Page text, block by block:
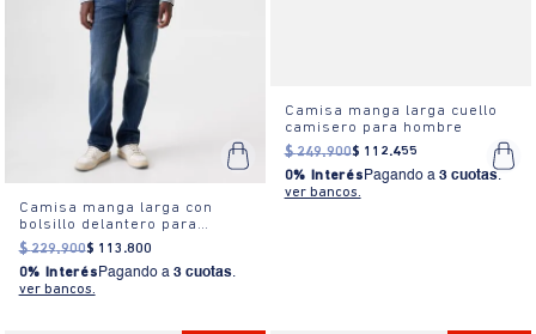
Camisa manga larga con
bolsillo delantero para
hombre
$ 229.900$ 113 .800
0% Interés Pagando a 3 cuotas.
ver bancos.
Camisa manga larga cuello
camisero para hombre
$ 249.900$ 112.455
0% Interés Pagando a 3 cuotas.
ver bancos.